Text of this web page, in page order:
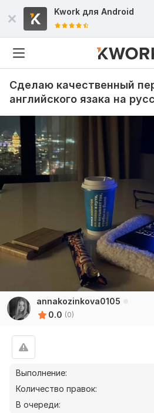
Kwork для Android
Сделаю качественный
английского язака на
annakozinkova0105
0.0 (0)
Выполнение:
Количество правок:
В очереди: